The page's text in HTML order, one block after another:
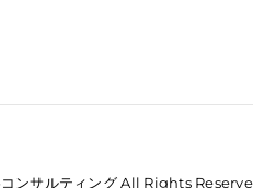
ンサルティング All Rights